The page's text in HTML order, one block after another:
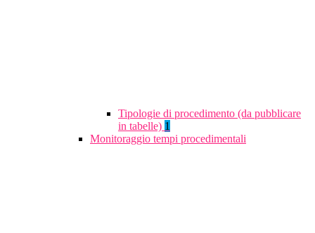
Tipologie di procedimento (da pubblicare
in tabelle) 1
Monitoraggio tempi procedimentali